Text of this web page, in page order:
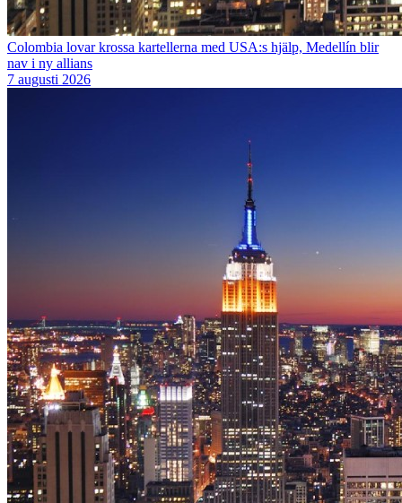
Colombia lovar krossa kartellerna med USA:s hjälp, Medellín blir
nav i ny allians
7 augusti 2026